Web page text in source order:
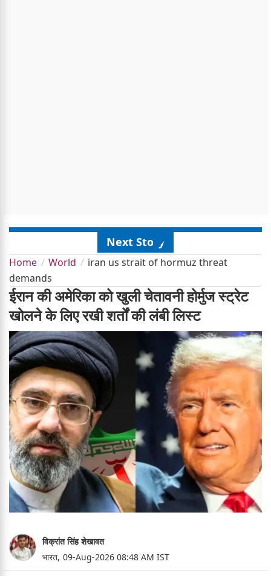
Next Story
Home World
iran us strait of hormuz threat
demands
ईरान की अमेरिका को खुली चेतावनी होर्मुज स्ट्रेट
खोलने के लिए रखी शर्तों की लंबी लिस्ट
विक्रांत सिंह शेखावत
भारत, 09-Aug-2026 08:48 AM IST